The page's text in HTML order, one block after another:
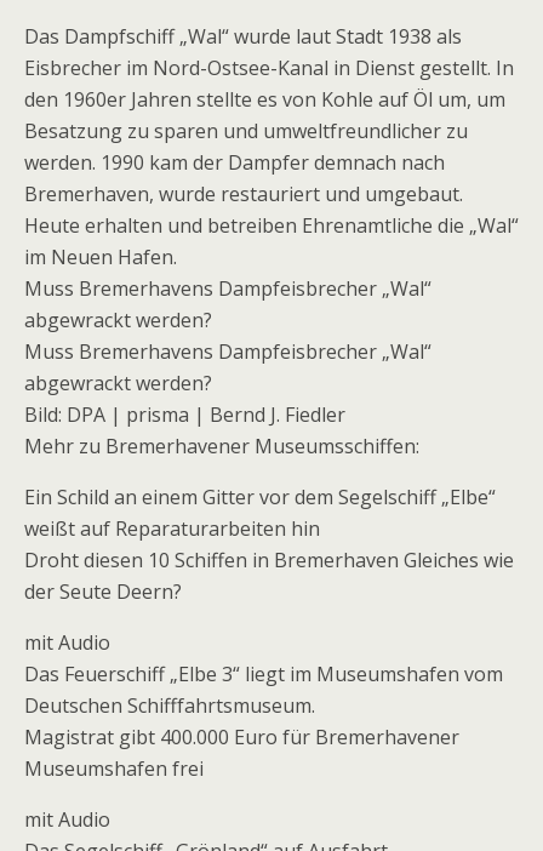
Das Dampfschiff „Wal“ wurde laut Stadt 1938 als
Eisbrecher im Nord-Ostsee-Kanal in Dienst gestellt. In
den 1960er Jahren stellte es von Kohle auf Öl um, um
Besatzung zu sparen und umweltfreundlicher zu
werden. 1990 kam der Dampfer demnach nach
Bremerhaven, wurde restauriert und umgebaut.
Heute erhalten und betreiben Ehrenamtliche die „Wal“
im Neuen Hafen.
Muss Bremerhavens Dampfeisbrecher „Wal“
abgewrackt werden?
Muss Bremerhavens Dampfeisbrecher „Wal“
abgewrackt werden?
Bild: DPA | prisma | Bernd J. Fiedler
Mehr zu Bremerhavener Museumsschiffen:
Ein Schild an einem Gitter vor dem Segelschiff „Elbe“
weißt auf Reparaturarbeiten hin
Droht diesen 10 Schiffen in Bremerhaven Gleiches wie
der Seute Deern?
mit Audio
Das Feuerschiff „Elbe 3“ liegt im Museumshafen vom
Deutschen Schifffahrtsmuseum.
Magistrat gibt 400.000 Euro für Bremerhavener
Museumshafen frei
mit Audio